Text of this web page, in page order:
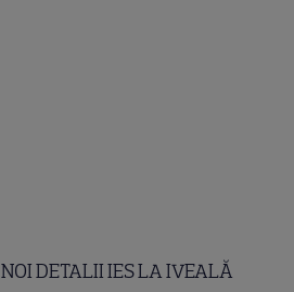
NOI DETALII IES LA IVEALĂ